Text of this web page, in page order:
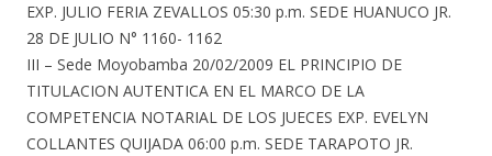
EXP. JULIO FERIA ZEVALLOS 05:30 p.m. SEDE HUANUCO JR.
28 DE JULIO N° 1160- 1162
III – Sede Moyobamba 20/02/2009 EL PRINCIPIO DE
TITULACION AUTENTICA EN EL MARCO DE LA
COMPETENCIA NOTARIAL DE LOS JUECES EXP. EVELYN
COLLANTES QUIJADA 06:00 p.m. SEDE TARAPOTO JR.